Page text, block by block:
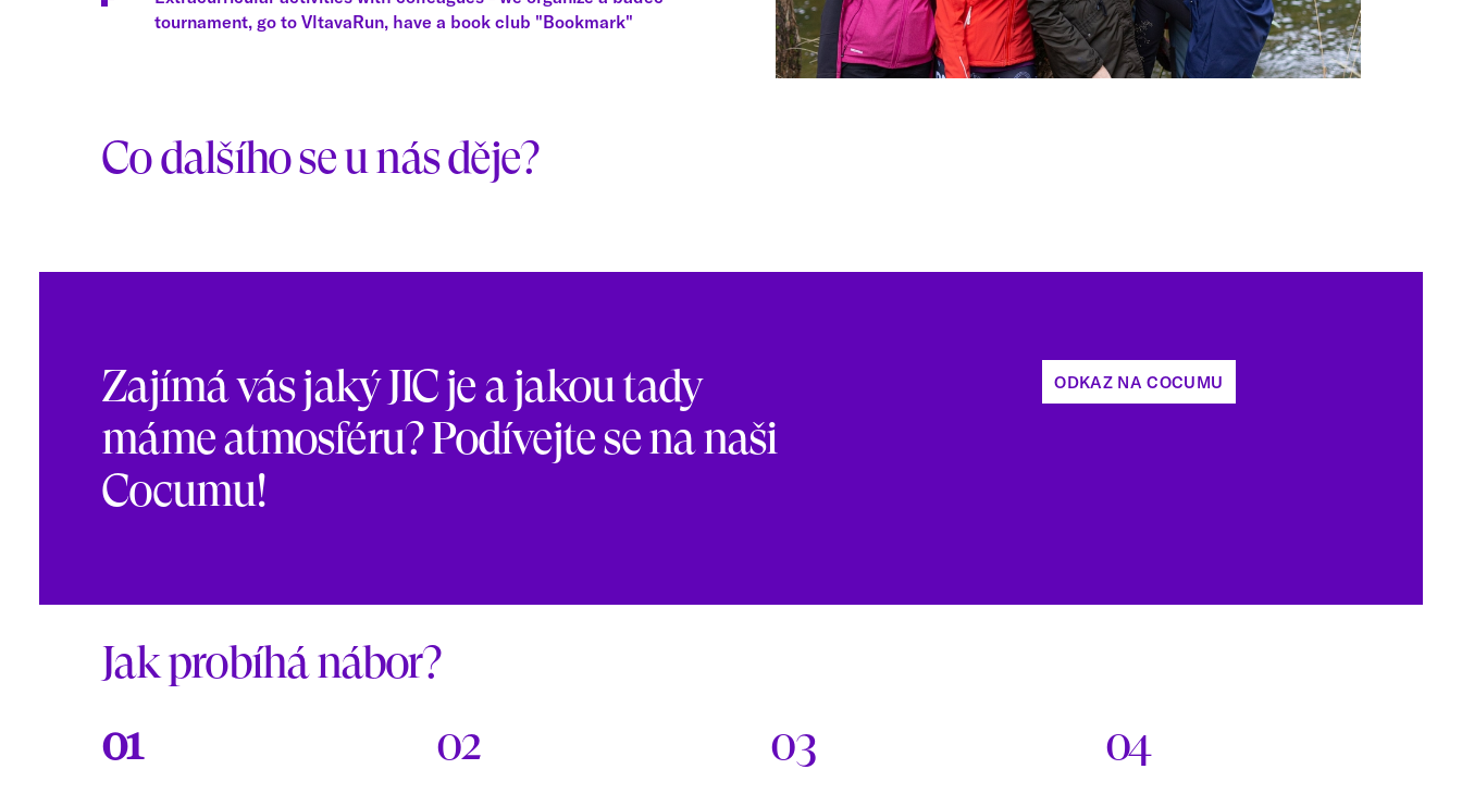
tournament, go to VltavaRun, have a book club "Bookmark"
Co dalšího se u nás děje?
Zajímá vás jaký JIC je a jakou tady
máme atmosféru? Podívejte se na naši
Cocumu!
ODKAZ NA COCUMU
Jak probíhá nábor?
01
02 03 04